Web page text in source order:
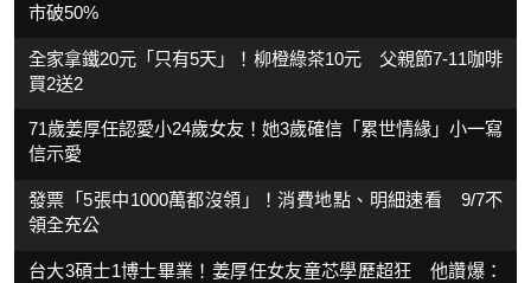
市破50%
全家拿鐵20元「只有5天」！柳橙綠茶10元 父親節7-11咖啡
買2送2
71歲姜厚任認愛小24歲女友！她3歲確信「累世情緣」小一寫
信示愛
發票「5張中1000萬都沒領」！消費地點、明細速看 9/7不
領全充公
台大3碩士1博士畢業！姜厚任女友童芯學歷超狂 他讚爆：